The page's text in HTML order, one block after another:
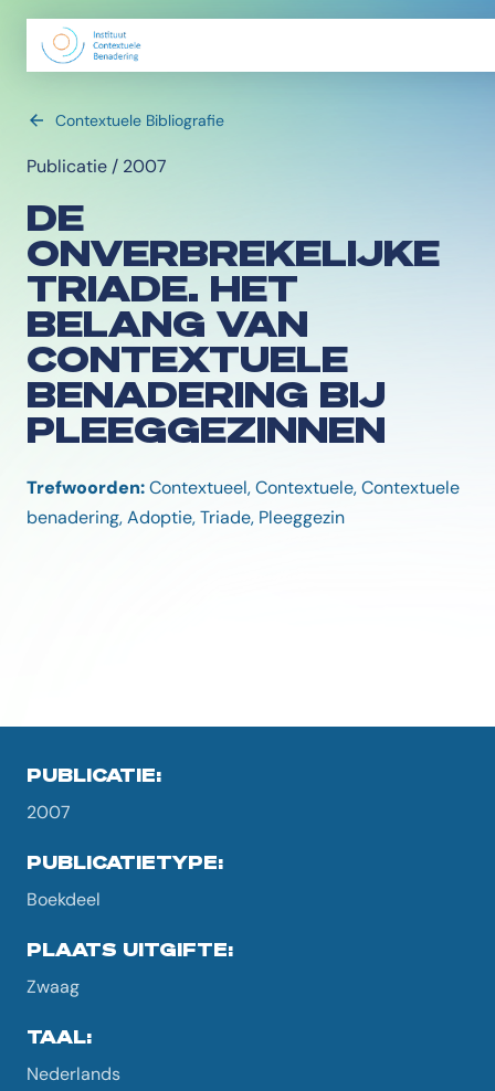
Contextuele Bibliografie
Publicatie / 2007
DE
ONVERBREKELIJKE
TRIADE. HET
BELANG VAN
CONTEXTUELE
BENADERING BIJ
PLEEGGEZINNEN
Trefwoorden:Contextueel, Contextuele, Contextuele
benadering, Adoptie, Triade, Pleeggezin
PUBLICATIE:
2007
PUBLICATIETYPE:
Boekdeel
PLAATS UITGIFTE:
Zwaag
TAAL:
Nederlands